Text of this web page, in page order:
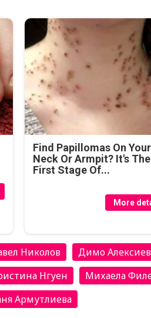
Find Papillomas On Your
Neck Or Armpit? It's The
First Stage Of...
More
Николов
Димо Алексиев
Нгуен
Михаела
Армутлиева